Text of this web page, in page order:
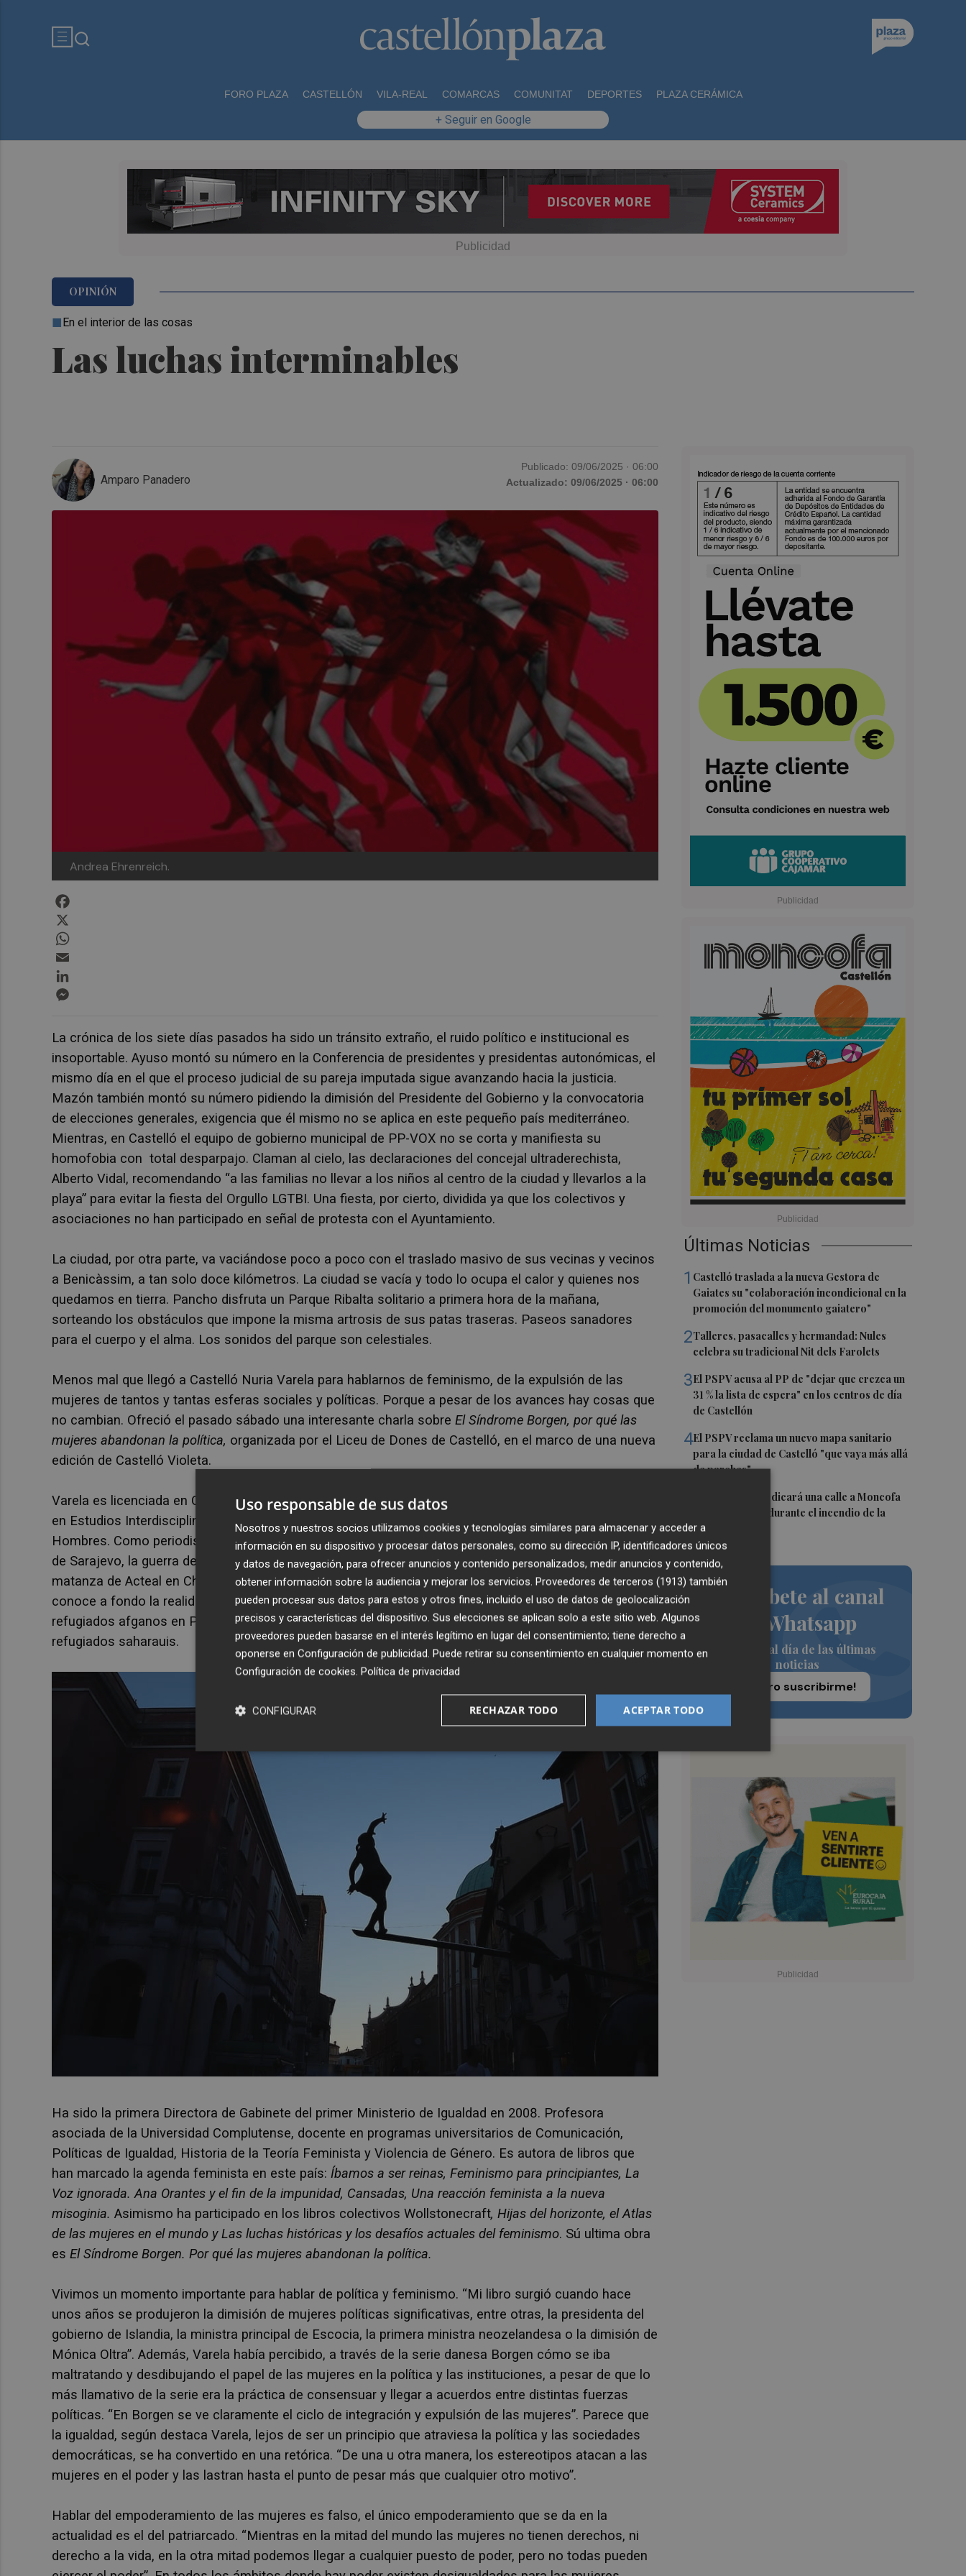
FORO PLAZA CASTELLÓN VILA-REAL COMARCAS COMUNITAT DEPORTES PLAZA CERÁMICA
+ Seguir en Google
Las luchas interminables
OPINIÓN
En el interior de las cosas
Amparo Panadero
Publicado: 09/06/2025 · 06:00
Actualizado: 09/06/2025 · 06:00
Andrea Ehrenreich.
Últimas Noticias
1 Castelló traslada a la nueva Gestora de
Gaiates su "colaboración incondicional en la
promoción del monumento gaiatero"
2Talleres, pasacalles y hermandad: Nules
celebra su tradicional Nit dels Farolets
3El PSPV acusa al PP de "dejar que crezca un
31 % la lista de espera" en los centros de día
de Castellón
4El PSPV reclama un nuevo mapa sanitario
para la ciudad de Castelló "que vaya más allá
de parches"
Alfondeguilla dedicará una calle a Moncofa
por su acogida durante el incendio de la
Serra d'Espadà
Suscríbete al canal
de Whatsapp
Siempre al día de las últimas
noticias
¡Quiero suscribirme!
La crónica de los siete días pasados ha sido un tránsito extraño, el ruido político e institucional es
insoportable. Ayuso montó su número en la Conferencia de presidentes y presidentas autonómicas, el
mismo día en el que el proceso judicial de su pareja imputada sigue avanzando hacia la justicia.
Mazón también montó su número pidiendo la dimisión del Presidente del Gobierno y la convocatoria
de elecciones generales, exigencia que él mismo no se aplica en este pequeño país mediterráneo.
Mientras, en Castelló el equipo de gobierno municipal de PP-VOX no se corta y manifiesta su
homofobia con total desparpajo. Claman al cielo, las declaraciones del concejal ultraderechista,
Alberto Vidal, recomendando “a las familias no llevar a los niños al centro de la ciudad y llevarlos a la
playa” para evitar la fiesta del Orgullo LGTBI. Una fiesta, por cierto, dividida ya que los colectivos y
asociaciones no han participado en señal de protesta con el Ayuntamiento.
La ciudad, por otra parte, va vaciándose poco a poco con el traslado masivo de sus vecinas y vecinos
a Benicàssim, a tan solo doce kilómetros. La ciudad se vacía y todo lo ocupa el calor y quienes nos
quedamos en tierra. Pancho disfruta un Parque Ribalta solitario a primera hora de la mañana,
sorteando los obstáculos que impone la misma artrosis de sus patas traseras. Paseos sanadores
para el cuerpo y el alma. Los sonidos del parque son celestiales.
Menos mal que llegó a Castelló Nuria Varela para hablarnos de feminismo, de la expulsión de las
mujeres de tantos y tantas esferas sociales y políticas. Porque a pesar de los avances hay cosas que
no cambian. Ofreció el pasado sábado una interesante charla sobre El Síndrome Borgen, por qué las
mujeres abandonan la política, organizada por el Liceu de Dones de Castelló, en el marco de una nueva
edición de Castelló Violeta.
Varela es licenciada en Ciencias de la Información por la Universidad Complutense de Madrid, Máster
en Estudios Interdisciplinares de Género así como en Género y Políticas de Igualdad entre Mujeres y
Hombres. Como periodista ha trabajado en conflictos bélicos, entre otros, la guerra de Bosnia, el sitio
de Sarajevo, la guerra de Irak, los feminicidios de Ciudad Juarez, la Revolución Naranja en Ucrania, la
matanza de Acteal en Chiapas, el Afganistán de los talibanes, el golpe de estado en Rusia. También
conoce a fondo la realidad de los campos de refugiados de la población Palestina en Jordania,
refugiados afganos en Pakistán, de la población bosnia en Croacia y la vida en los campamentos de
refugiados saharauis.
Ha sido la primera Directora de Gabinete del primer Ministerio de Igualdad en 2008. Profesora
asociada de la Universidad Complutense, docente en programas universitarios de Comunicación,
Políticas de Igualdad, Historia de la Teoría Feminista y Violencia de Género. Es autora de libros que
han marcado la agenda feminista en este país: Íbamos a ser reinas, Feminismo para principiantes, La
Voz ignorada. Ana Orantes y el fin de la impunidad, Cansadas, Una reacción feminista a la nueva
misoginia. Asimismo ha participado en los libros colectivos Wollstonecraft, Hijas del horizonte, el Atlas
de las mujeres en el mundo y Las luchas históricas y los desafíos actuales del feminismo. Sú ultima obra
es El Síndrome Borgen. Por qué las mujeres abandonan la política.
Vivimos un momento importante para hablar de política y feminismo. “Mi libro surgió cuando hace
unos años se produjeron la dimisión de mujeres políticas significativas, entre otras, la presidenta del
gobierno de Islandia, la ministra principal de Escocia, la primera ministra neozelandesa o la dimisión de
Mónica Oltra”. Además, Varela había percibido, a través de la serie danesa Borgen cómo se iba
maltratando y desdibujando el papel de las mujeres en la política y las instituciones, a pesar de que lo
más llamativo de la serie era la práctica de consensuar y llegar a acuerdos entre distintas fuerzas
políticas. “En Borgen se ve claramente el ciclo de integración y expulsión de las mujeres”. Parece que
la igualdad, según destaca Varela, lejos de ser un principio que atraviesa la política y las sociedades
democráticas, se ha convertido en una retórica. “De una u otra manera, los estereotipos atacan a las
mujeres en el poder y las lastran hasta el punto de pesar más que cualquier otro motivo”.
Hablar del empoderamiento de las mujeres es falso, el único empoderamiento que se da en la
actualidad es el del patriarcado. “Mientras en la mitad del mundo las mujeres no tienen derechos, ni
derecho a la vida, en la otra mitad podemos llegar a cualquier puesto de poder, pero no todas pueden
Uso responsable de sus datos
Nosotros y nuestros socios utilizamos cookies y tecnologías similares para almacenar y acceder a
información en su dispositivo y procesar datos personales, como su dirección IP, identificadores únicos
y datos de navegación, para ofrecer anuncios y contenido personalizados, medir anuncios y contenido,
obtener información sobre la audiencia y mejorar los servicios. Proveedores de terceros (1913) también
pueden procesar sus datos para estos y otros fines, incluido el uso de datos de geolocalización
precisos y características del dispositivo. Sus elecciones se aplican solo a este sitio web. Algunos
proveedores pueden basarse en el interés legítimo en lugar del consentimiento; tiene derecho a
oponerse en Configuración de publicidad. Puede retirar su consentimiento en cualquier momento en
Configuración de cookies. Política de privacidad
ACEPTAR TODO
RECHAZAR TODO
CONFIGURAR